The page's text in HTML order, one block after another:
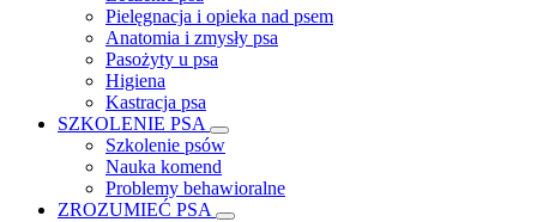
Pielęgnacja i opieka nad psem
Anatomia i zmysły psa
Pasożyty u psa
Higiena
Kastracja psa
SZKOLENIE PSA
Szkolenie psów
Nauka komend
Problemy behawioralne
ZROZUMIEĆ PSA